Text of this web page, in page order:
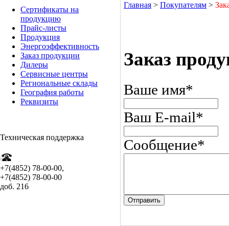
Сертификаты на
продукцию
Прайс-листы
Продукция
Энергоэффективность
Заказ продукции
Дилеры
Сервисные центры
Региональные склады
География работы
Реквизиты
Техническая поддержка
+7(4852) 78-00-00,
+7(4852) 78-00-00
доб. 216
Главная > Покупателям >
Заказ
Ваше имя*
Ваш E-mail*
Сообщение*
Отправить